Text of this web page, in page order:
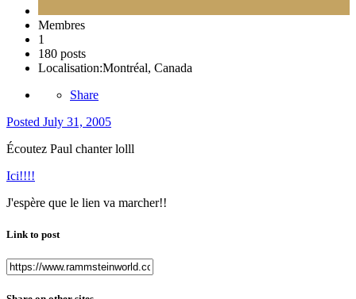
Membres
1
180 posts
Localisation:Montréal, Canada
Share
Posted July 31, 2005
Écoutez Paul chanter lolll
Ici!!!!
J'espère que le lien va marcher!!
Link to post